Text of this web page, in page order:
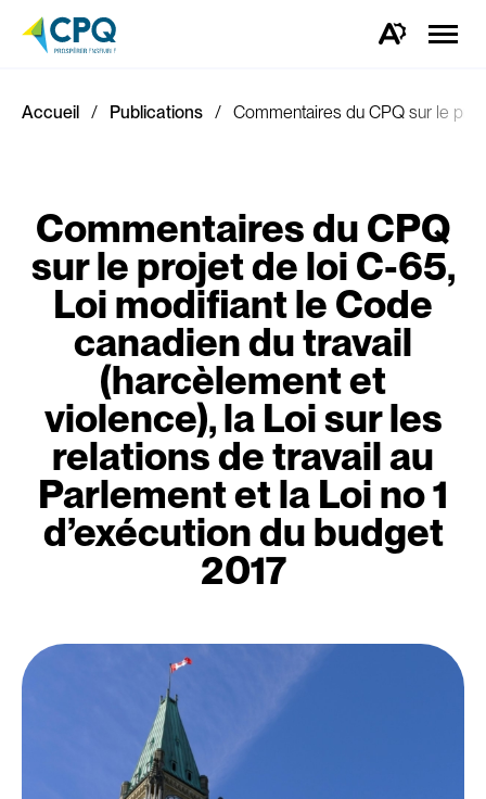
Ouvrez
d'accessibilité.
la
Accueil Publications Commentaires du CPQ sur le
Commentaires du CPQ
sur le projet de loi C-65,
Loi modifiant le Code
canadien du travail
(harcèlement et
violence), la Loi sur les
relations de travail au
Parlement et la Loi no 1
d’exécution du budget
2017